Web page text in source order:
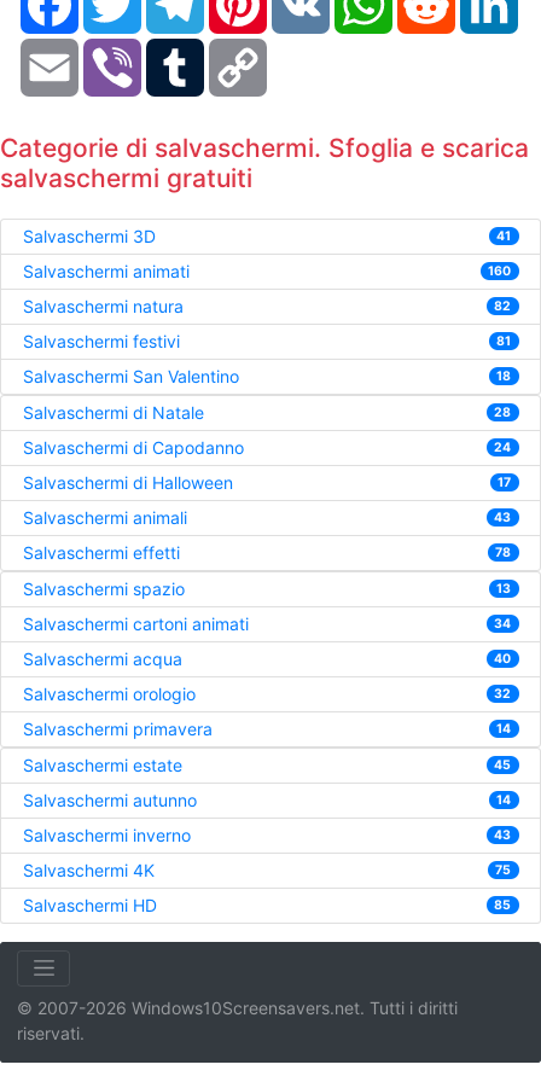
Email Viber Tumblr
Categorie di salvaschermi. Sfoglia e scarica
salvaschermi gratuiti
Salvaschermi 3D 41
Salvaschermi animati 160
Salvaschermi natura 82
Salvaschermi festivi 81
Salvaschermi San Valentino 18
Salvaschermi di Natale 28
Salvaschermi di Capodanno 24
Salvaschermi di Halloween 17
Salvaschermi animali 43
Salvaschermi effetti 78
Salvaschermi spazio 13
Salvaschermi cartoni animati 34
Salvaschermi acqua 40
Salvaschermi orologio 32
Salvaschermi primavera 14
Salvaschermi estate 45
Salvaschermi autunno 14
Salvaschermi inverno 43
Salvaschermi 4K 75
Salvaschermi HD 85
© 2007-2026 Windows10Screensavers.net. Tutti i diritti
riservati.